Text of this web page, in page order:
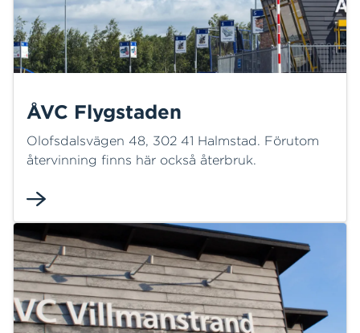
ÅVC Flygstaden
Olofsdalsvägen 48, 302 41 Halmstad. Förutom
återvinning finns här också återbruk.